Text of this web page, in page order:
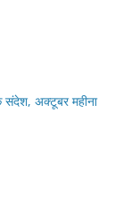
संदेश, अक्टूबर महीना